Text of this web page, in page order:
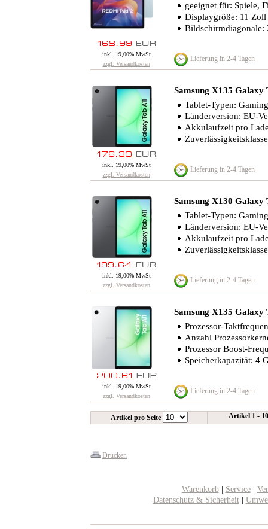
geeignet für: Spiele,
Displaygröße: 11 Zoll
Bildschirmdiagonale:
inkl. 19,00% MwSt
zzgl. Versandkosten
Lieferung in 2-4 Tagen
Samsung X135
Tablet-Typen:
Länderversion: EU-
Akkulaufzeit pro
inkl. 19,00% MwSt
zzgl. Versandkosten
Lieferung in 2-4 Tagen
Samsung X130
Tablet-Typen:
Länderversion: EU-
Akkulaufzeit pro
inkl. 19,00% MwSt
zzgl. Versandkosten
Lieferung in 2-4 Tagen
Samsung X135
Prozessor-
Anzahl
Prozessor Boost-
Speicherkapazität: 4
inkl. 19,00% MwSt
zzgl. Versandkosten
Lieferung in 2-4 Tagen
Artikel pro Seite Artikel 1 -
Drucken
Warenkorb| Service|
Datenschutz & Sicherheit|